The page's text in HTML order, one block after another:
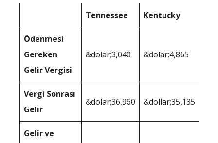
Tennessee Kentucky
Ödenmesi
Gereken
Gelir Vergisi
&dolar;3,040 &dolar;4,865
Vergi Sonrası
Gelir
&dolar;36,960 &dollar;35,135
Gelir ve